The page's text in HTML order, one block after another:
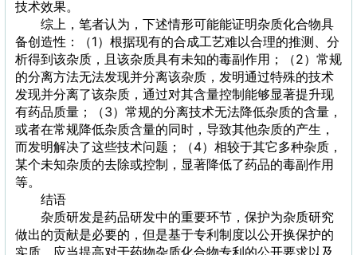
技术效果。
综上，笔者认为，下述情形可能能证明杂质化合物具
备创造性：（1）根据现有的合成工艺难以合理的推测、分
析得到该杂质，且该杂质具有未知的毒副作用；（2）常规
的分离方法无法发现并分离该杂质，发明通过特殊的技术
发现并分离了该杂质，通过对其含量控制能够显著提升现
有药品质量；（3）常规的分离技术无法降低杂质的含量，
或者在常规降低杂质含量的同时，导致其他杂质的产生，
而发明解决了这些技术问题；（4）相较于其它多种杂质，
某个未知杂质的去除或控制，显著降低了药品的毒副作用
等。
结语
杂质研发是药品研发中的重要环节，保护为杂质研究
做出的贡献是必要的，但是基于专利制度以公开换保护的